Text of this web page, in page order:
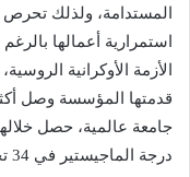
المستدامة، ولذلك
الأزمة الأوكرانية
درجة الماجيستير في 34 تخصص علمي.”